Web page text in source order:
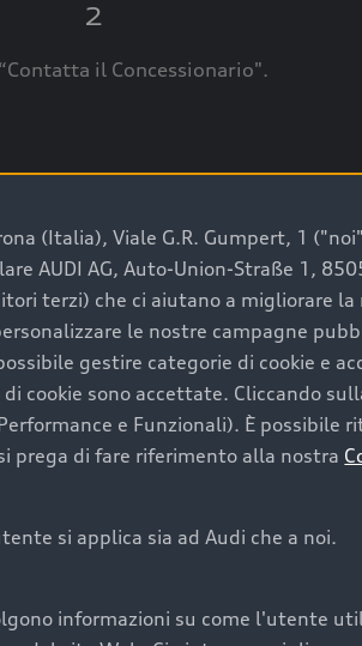
2
il Concessionario".
Audi
e sostenibilità. Per fare un
offre l’auto usata perfetta tramite
tua prossima
oltre al prezzo e all'aspetto,
(Italia), Viale G.R. Gumpert, 1
AUDI AG, Auto-Union-Straße 1,
terzi) che ci aiutano a migliorare la
le nostre campagne
gestire categorie di cookie e
sono accettate. Cliccando
e Funzionali). È possibile
prega di fare riferimento alla nostra
si applica sia ad Audi che a noi.
informazioni su come l'utente